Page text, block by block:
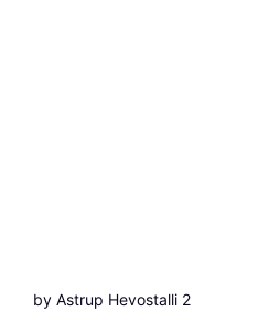
by Astrup Hevostalli 2